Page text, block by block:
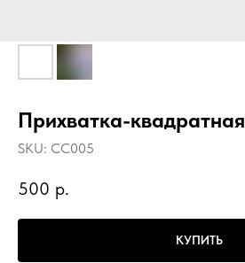
Прихватка-квадратная
SKU: СС005
500 р.
КУПИТЬ